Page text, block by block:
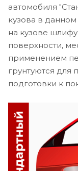
автомобиля
кузова в
на кузове
поверхности,
применением
грунтуются
подготовки к